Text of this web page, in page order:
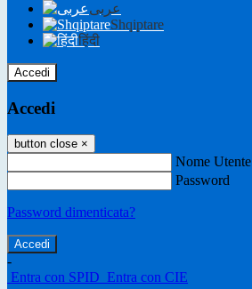
عربى
Shqiptare
हिंदी
Accedi
Accedi
button close ×
Nome Utente
Password
Password dimenticata?
-
Entra con SPID Entra con CIE